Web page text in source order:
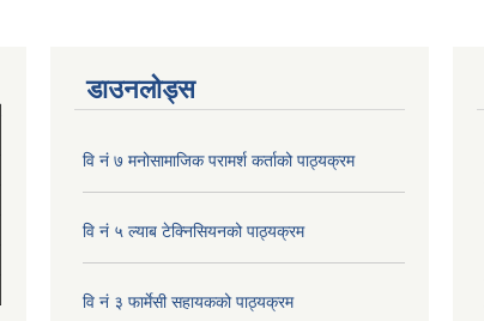
डाउनलोड्स
वि नं ७ मनोसामाजिक परामर्श कर्ताको पाठ्यक्रम
वि नं ५ ल्याब टेक्निसियनको पाठ्यक्रम
वि नं ३ फार्मेसी सहायकको पाठ्यक्रम